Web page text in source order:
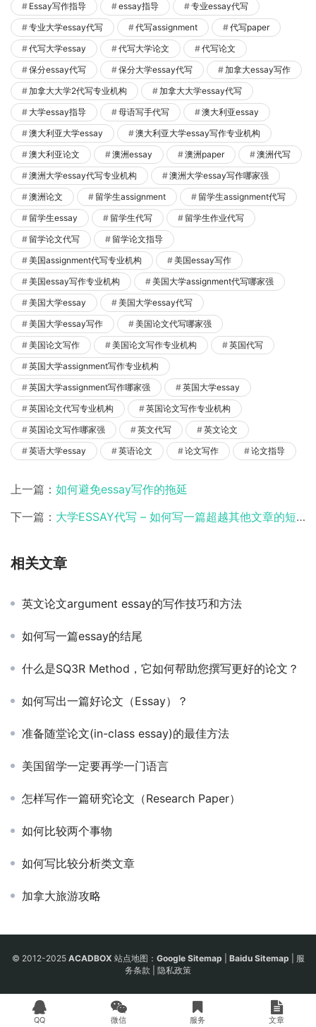
Essay写作指导
essay指导
专业essay代写
专业大学essay代写
代写assignment
代写paper
代写大学essay
代写大学论文
代写论文
保分essay代写
保分大学essay代写
加拿大essay写作
加拿大大学2代写专业机构
加拿大大学essay代写
大学essay指导
母语写手代写
澳大利亚essay
澳大利亚大学essay
澳大利亚大学essay写作专业机构
澳大利亚论文
澳洲essay 澳洲paper
澳洲代写
澳洲大学essay代写专业机构
澳洲大学essay写作哪家强
澳洲论文
留学生assignment
留学生assignment代写
留学生essay
留学生代写
留学生作业代写
留学论文代写
留学论文指导
美国assignment代写专业机构
美国essay写作
美国essay写作专业机构
美国大学assignment代写哪家强
美国大学essay
美国大学essay代写
美国大学essay写作
美国论文代写哪家强
美国论文写作
美国论文写作专业机构
英国代写
英国大学assignment写作专业机构
英国大学assignment写作哪家强
英国大学essay
英国论文代写专业机构
英国论文写作专业机构
英国论文写作哪家强
英文代写
英文论文
英语大学essay
英语论文 论文写作 论文指导
上一篇： 如何避免essay写作的拖延
下一篇： 大学ESSAY代写 – 如何写一篇超越其他文章的短论文（Short Essay）
相关文章
英文论文argument essay的写作技巧和方法
如何写一篇essay的结尾
什么是SQ3R Method，它如何帮助您撰写更好的论文？
如何写出一篇好论文（Essay）？
准备随堂论文(in-class essay)的最佳方法
美国留学一定要再学一门语言
怎样写作一篇研究论文（Research Paper）
如何比较两个事物
如何写比较分析类文章
加拿大旅游攻略
© 2012-2025 ACADBOX 站点地图： Google Sitemap Baidu Sitemap
服
务条款
隐私政策
QQ 微信 服务 文章